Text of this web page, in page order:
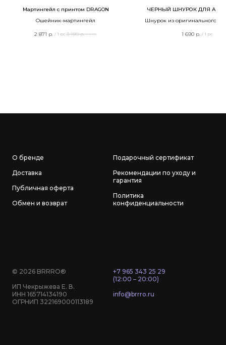
Мартингейл с принтом DRAGON
Ошейник-мартингейл
2 871 р. / 1 pc 3 190 р. / 1 pc
ЧЕРНЫЙ ШНУРОК ДЛЯ
Шнурок из оригинального
1 690 р. / 1 pc
О бренде
Доставка
Публичная оферта
Обмен и возврат
Подарочный сертификат
Рекомендации по уходу и
гарантия
Политика
конфиденциальности
© 2026 BRRRO®
ИП Чекрыжева Е. В.
ИНН 165714134190
ОГРНИП 322169000113189
+7 965 343 25 29
(12:00 – 20:00)
info@brrro.ru